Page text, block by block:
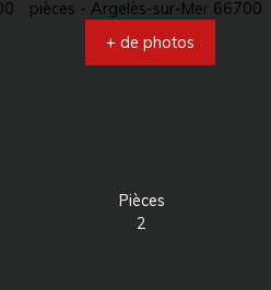
+ de photos
Pièces
2